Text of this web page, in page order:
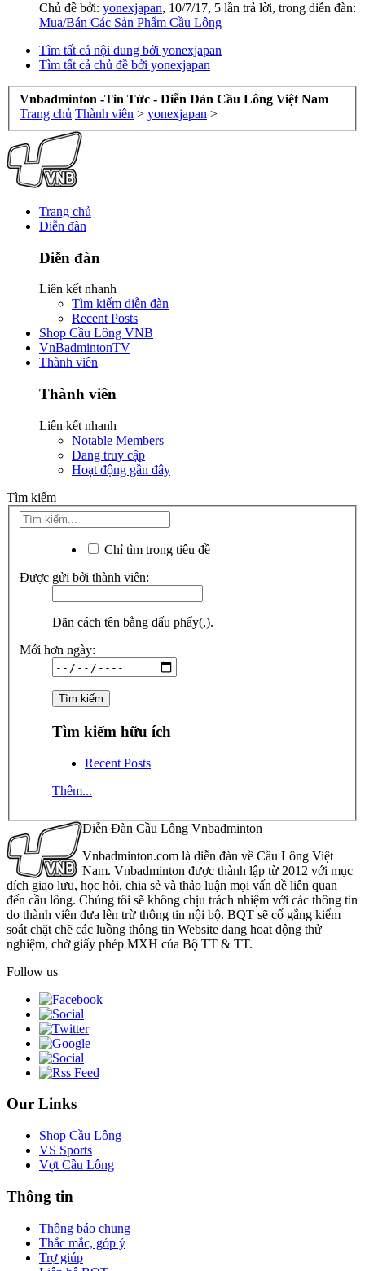
Chủ đề bởi: yonexjapan, 10/7/17, 5 lần trả lời, trong diễn đàn:
Mua/Bán Các Sản Phẩm Cầu Lông
Tìm tất cả nội dung bởi yonexjapan
Tìm tất cả chủ đề bởi yonexjapan
Vnbadminton -Tin Tức - Diễn Đàn Cầu Lông Việt Nam
Trang chủ Thành viên > yonexjapan >
Trang chủ
Diễn đàn
Diễn đàn
Liên kết nhanh
Tìm kiếm diễn đàn
Recent Posts
Shop Cầu Lông VNB
VnBadmintonTV
Thành viên
Thành viên
Liên kết nhanh
Notable Members
Đang truy cập
Hoạt động gần đây
Tìm kiếm
Chỉ tìm trong tiêu đề
Được gửi bởi thành viên:
Dãn cách tên bằng dấu phẩy(,).
Mới hơn ngày:
Tìm kiếm hữu ích
Recent Posts
Thêm...
Diễn Đàn Cầu Lông Vnbadminton
Vnbadminton.com là diễn đàn về Cầu Lông Việt
Nam. Vnbadminton được thành lập từ 2012 với mục
đích giao lưu, học hỏi, chia sẻ và thảo luận mọi vấn đề liên quan
đến cầu lông. Chúng tôi sẽ không chịu trách nhiệm với các thông tin
do thành viên đưa lên trừ thông tin nội bộ. BQT sẽ cố gắng kiểm
soát chặt chẽ các luồng thông tin Website đang hoạt động thử
nghiệm, chờ giấy phép MXH của Bộ TT & TT.
Follow us
Our Links
Shop Cầu Lông
VS Sports
Vợt Cầu Lông
Thông tin
Thông báo chung
Thắc mắc, góp ý
Trợ giúp